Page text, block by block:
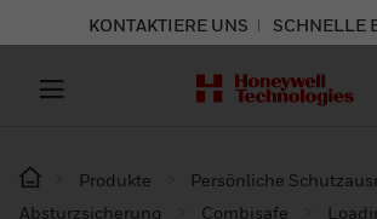
KONTAKTIERE UNS SCHNELLE
Produkte
Persönliche
Absturzsicherung
Combisafe